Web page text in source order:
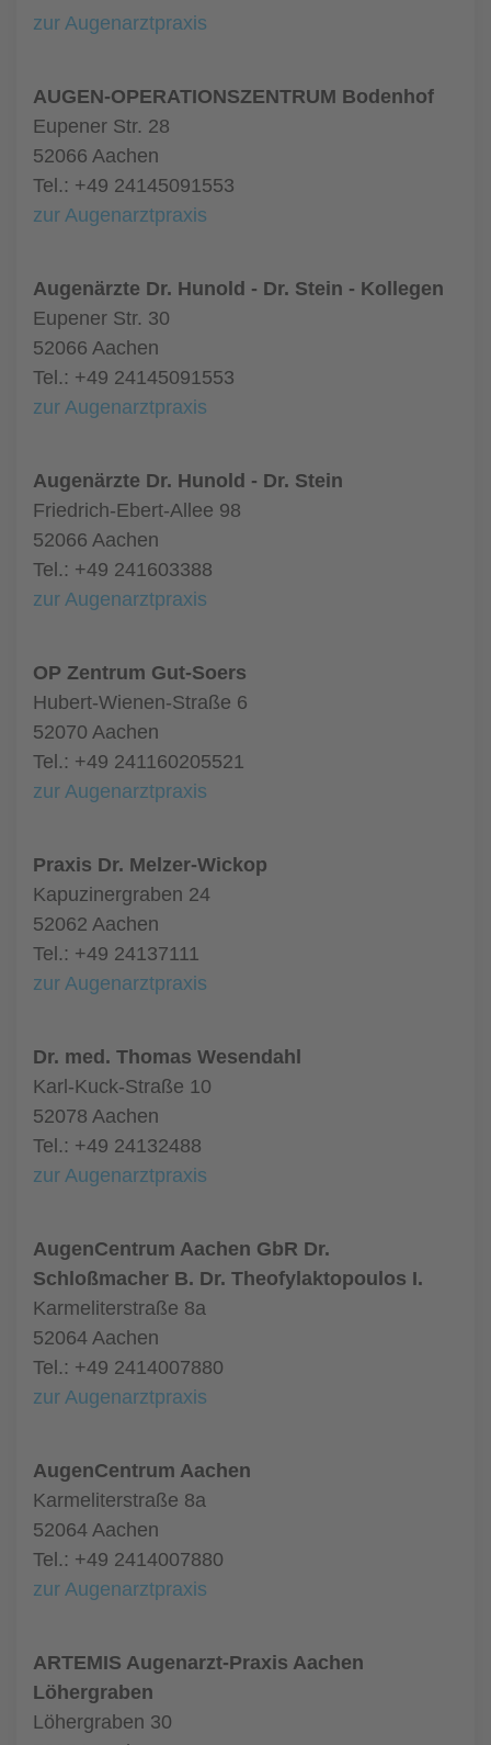
zur Augenarztpraxis
AUGEN-OPERATIONSZENTRUM Bodenhof
Eupener Str. 28
52066 Aachen
Tel.: +49 24145091553
zur Augenarztpraxis
Augenärzte Dr. Hunold - Dr. Stein - Kollegen
Eupener Str. 30
52066 Aachen
Tel.: +49 24145091553
zur Augenarztpraxis
Augenärzte Dr. Hunold - Dr. Stein
Friedrich-Ebert-Allee 98
52066 Aachen
Tel.: +49 241603388
zur Augenarztpraxis
OP Zentrum Gut-Soers
Hubert-Wienen-Straße 6
52070 Aachen
Tel.: +49 241160205521
zur Augenarztpraxis
Praxis Dr. Melzer-Wickop
Kapuzinergraben 24
52062 Aachen
Tel.: +49 24137111
zur Augenarztpraxis
Dr. med. Thomas Wesendahl
Karl-Kuck-Straße 10
52078 Aachen
Tel.: +49 24132488
zur Augenarztpraxis
AugenCentrum Aachen GbR Dr.
Schloßmacher B. Dr. Theofylaktopoulos I.
Karmeliterstraße 8a
52064 Aachen
Tel.: +49 2414007880
zur Augenarztpraxis
AugenCentrum Aachen
Karmeliterstraße 8a
52064 Aachen
Tel.: +49 2414007880
zur Augenarztpraxis
ARTEMIS Augenarzt-Praxis Aachen
Löhergraben
Löhergraben 30